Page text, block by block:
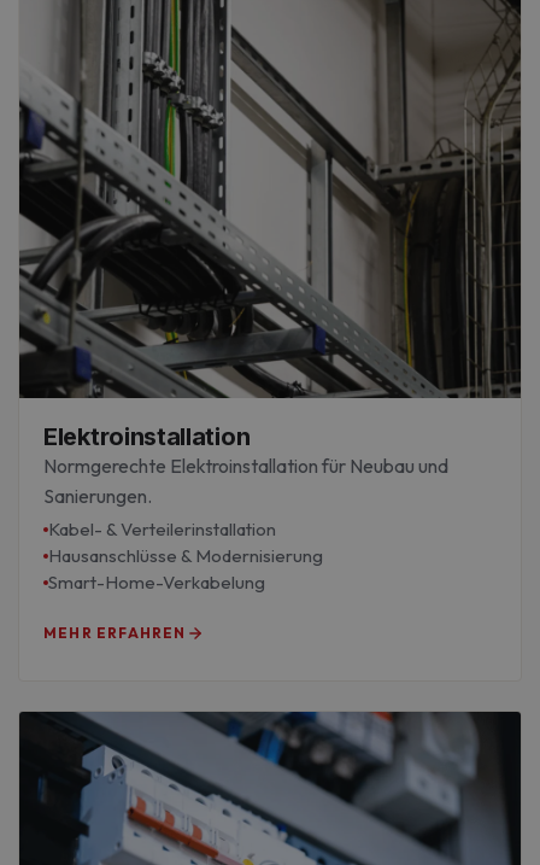
Elektroinstallation
Normgerechte Elektroinstallation für Neubau und
Sanierungen.
Kabel- & Verteilerinstallation
Hausanschlüsse & Modernisierung
Smart-Home-Verkabelung
MEHR ERFAHREN